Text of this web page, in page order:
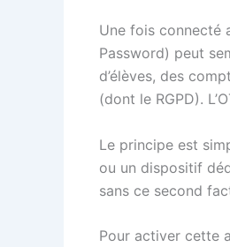
Une fois connecté
Password) peut
d’élèves, des
(dont le RGPD).
Le principe est
ou un dispositif
sans ce second
Pour activer cette